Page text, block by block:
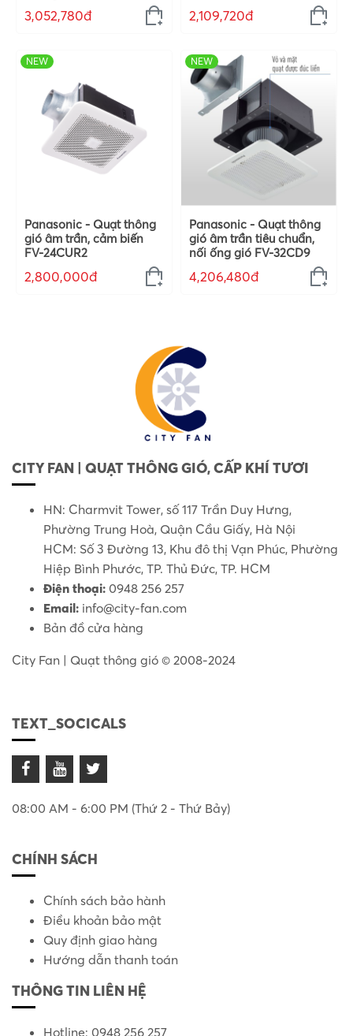
3,052,780đ 2,109,720đ
NEW
Panasonic - Quạt thông
gió âm trần, cảm biến
FV-24CUR2
2,800,000đ
NEW
Panasonic - Quạt thông
gió âm trần tiêu chuẩn,
nối ống gió FV-32CD9
4,206,480đ
CITY FAN | QUẠT THÔNG GIÓ, CẤP KHÍ TƯƠI
HN: Charmvit Tower, số 117 Trần Duy Hưng,
Phường Trung Hoà, Quận Cầu Giấy, Hà Nội
HCM: Số 3 Đường 13, Khu đô thị Vạn Phúc, Phường
Hiệp Bình Phước, TP. Thủ Đức, TP. HCM
Điện thoại: 0948 256 257
Email: info@city-fan.com
Bản đồ cửa hàng
City Fan | Quạt thông gió © 2008-2024
TEXT_SOCICALS
08:00 AM - 6:00 PM (Thứ 2 - Thứ Bảy)
CHÍNH SÁCH
Chính sách bảo hành
Điều khoản bảo mật
Quy định giao hàng
Hướng dẫn thanh toán
THÔNG TIN LIÊN HỆ
Hotline: 0948 256 257